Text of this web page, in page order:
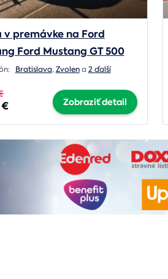
v premávke na Ford
Ford Mustang GT 500
Bratislava,Zvolena 2 ďalší
Zobraziť detail